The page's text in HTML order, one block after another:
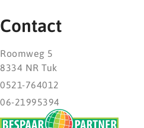
Contact
Roomweg 5
8334 NR Tuk
0521-764012
06-21995394